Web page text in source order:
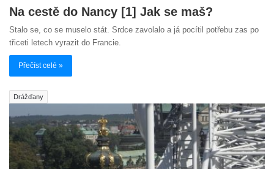
Na cestě do Nancy [1] Jak se maš?
Stalo se, co se muselo stát. Srdce zavolalo a já pocítil potřebu zas po
třiceti letech vyrazit do Francie.
Přečíst celé »
Drážďany